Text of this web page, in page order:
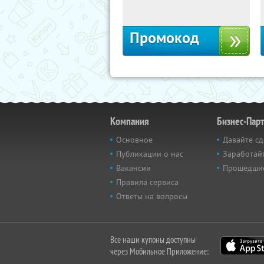
Промокод
Компания
Основное
Публикации о нас
Вакансии
Правила сервиса
Ответы на вопросы
Бизнес-
Давайте
Все наши купоны доступны
через Мобильное Приложение: